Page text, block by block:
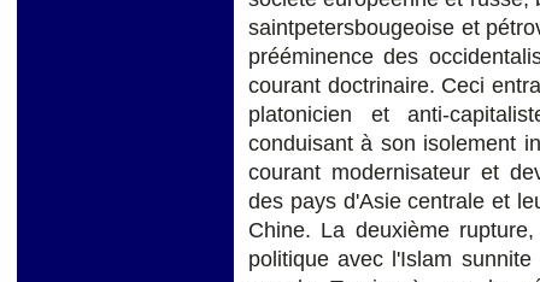
saintpetersbougeoise et
prééminence des
courant doctrinaire. Ceci
platonicien et anti-
conduisant à son isolement
courant modernisateur et
des pays d'Asie centrale et
Chine. La deuxième
politique avec l'Islam